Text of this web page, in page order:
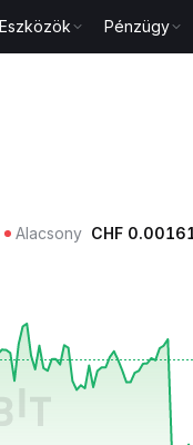
Eszközök Pénzügy
Alacsony CHF